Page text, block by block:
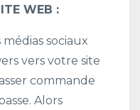
WEB :
sociaux
vers votre site
commande
Alors